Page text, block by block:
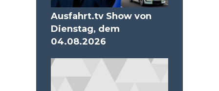
Ausfahrt.tv Show von
Dienstag, dem
04.08.2026